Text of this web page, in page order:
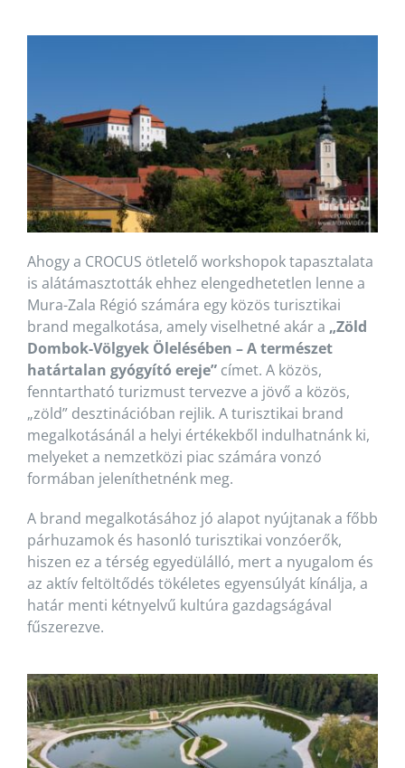
Ahogy a CROCUS ötletelő workshopok tapasztalata
is alátámasztották ehhez elengedhetetlen lenne a
Mura-Zala Régió számára egy közös turisztikai
brand megalkotása, amely viselhetné akár a „Zöld
Dombok-Völgyek Ölelésében – A természet
határtalan gyógyító ereje”címet. A közös,
fenntartható turizmust tervezve a jövő a közös,
„zöld” desztinációban rejlik. A turisztikai brand
megalkotásánál a helyi értékekből indulhatnánk ki,
melyeket a nemzetközi piac számára vonzó
formában jeleníthetnénk meg.
A brand megalkotásához jó alapot nyújtanak a főbb
párhuzamok és hasonló turisztikai vonzóerők,
hiszen ez a térség egyedülálló, mert a nyugalom és
az aktív feltöltődés tökéletes egyensúlyát kínálja, a
határ menti kétnyelvű kultúra gazdagságával
fűszerezve.